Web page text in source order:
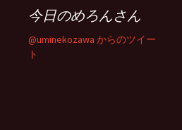
今日のめろんさん
@uminekozawa からのツイー
ト